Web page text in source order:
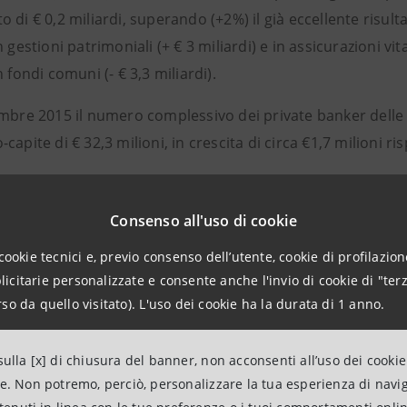
Consenso all'uso di cookie
tecnici e, previo consenso dell’utente, cookie di
personalizzate e consente anche l'invio di cookie di
da quello visitato). L'uso dei cookie ha la durata di 1 anno.
[x] di chiusura del banner, non acconsenti all’uso dei
Non potremo, perciò, personalizzare la tua esperienza di
di € 0,2 miliardi, superando (+2%) il già eccellente
gestioni patrimoniali (+ € 3 miliardi) e in assicurazioni
fondi comuni (- € 3,3 miliardi).
2015 il numero complessivo dei private banker
capite di € 32,3 milioni, in crescita di circa €1,7 milioni
dei principali aggregati del Conto Economico evidenzia
aumento (+20%) rispetto al saldo di € 1,22 miliardi
principale del margine commissionale, sono risultate
allo scorso esercizio. Le commissioni di performance
del 2% sul totale del margine commissionale.
funzionamento, pari a € 536 milioni, hanno mostrato
2014, evidenziando l’efficacia delle azioni volte al
e qualitativo.